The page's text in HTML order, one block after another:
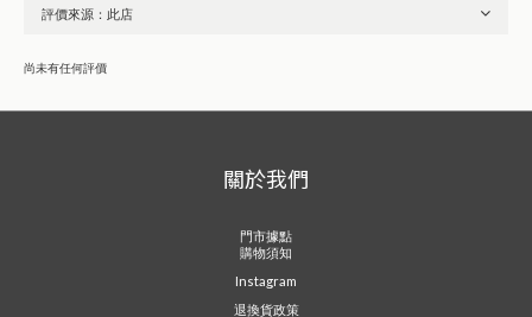
尚未有任何評價
關於我們
門市據點
購物須知
Instagram
退換貨政策